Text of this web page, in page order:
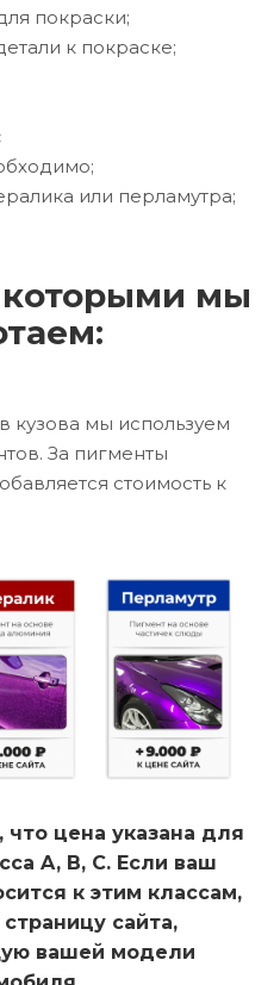
покраски;
к покраске;
или перламутра;
мы
кузова мы используем
За пигменты
стоимость к
цена указана для
A, B, C. Если ваш
к этим классам,
сайта,
вашей модели